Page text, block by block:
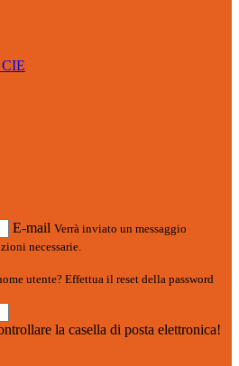
E-mail Verrà inviato un messaggio
necessarie.
utente? Effettua il reset della password
la casella di posta elettronica!